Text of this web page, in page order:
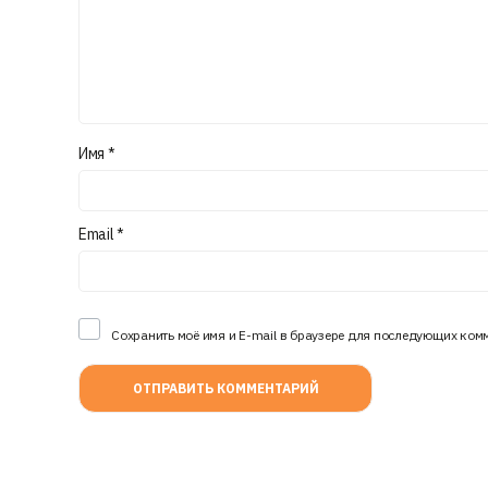
Имя *
Email*
Сохранить моё имя и E-mail в браузере для последующих